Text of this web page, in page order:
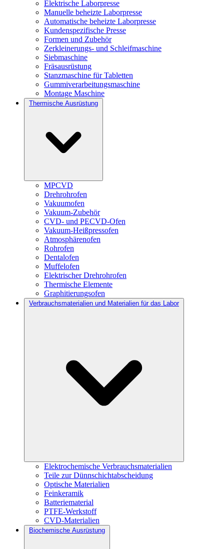
Elektrische Laborpresse
Manuelle beheizte Laborpresse
Automatische beheizte Laborpresse
Kundenspezifische Presse
Formen und Zubehör
Zerkleinerungs- und Schleifmaschine
Siebmaschine
Fräsausrüstung
Stanzmaschine für Tabletten
Gummiverarbeitungsmaschine
Montage Maschine
Thermische Ausrüstung
MPCVD
Drehrohrofen
Vakuumofen
Vakuum-Zubehör
CVD- und PECVD-Ofen
Vakuum-Heißpressofen
Atmosphärenofen
Rohrofen
Dentalofen
Muffelofen
Elektrischer Drehrohrofen
Thermische Elemente
Graphitierungsofen
Verbrauchsmaterialien und Materialien für das Labor
Elektrochemische Verbrauchsmaterialien
Teile zur Dünnschichtabscheidung
Optische Materialien
Feinkeramik
Batteriematerial
PTFE-Werkstoff
CVD-Materialien
Biochemische Ausrüstung